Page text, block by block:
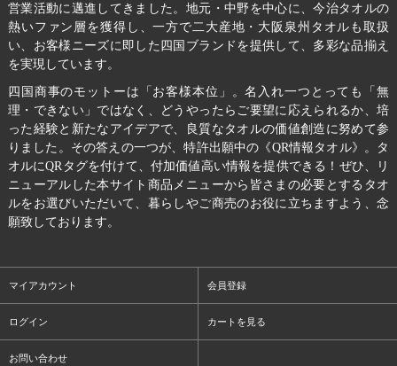
営業活動に邁進してきました。地元・中野を中心に、今治タオルの
熱いファン層を獲得し、一方で二大産地・大阪泉州タオルも取扱
い、お客様ニーズに即した四国ブランドを提供して、多彩な品揃え
を実現しています。
四国商事のモットーは「お客様本位」。名入れ一つとっても「無
理・できない」ではなく、どうやったらご要望に応えられるか、培
った経験と新たなアイデアで、良質なタオルの価値創造に努めて参
りました。その答えの一つが、特許出願中の《QR情報タオル》。タ
オルにQRタグを付けて、付加価値高い情報を提供できる！ぜひ、リ
ニューアルした本サイト商品メニューから皆さまの必要とするタオ
ルをお選びいただいて、暮らしやご商売のお役に立ちますよう、念
願致しております。
マイアカウント 会員登録
ログイン カートを見る
お問い合わせ